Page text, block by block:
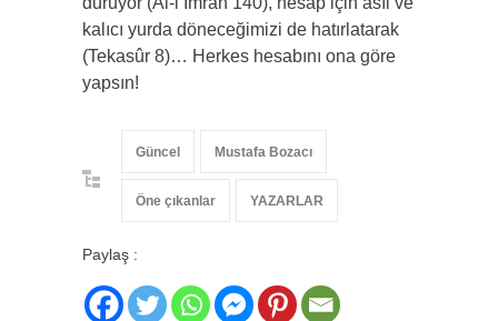
kalıcı yurda döneceğimizi de hatırlatarak
(Tekasûr 8)… Herkes hesabını ona göre
yapsın!
Güncel Mustafa Bozacı
Öne çıkanlar YAZARLAR
Paylaş :